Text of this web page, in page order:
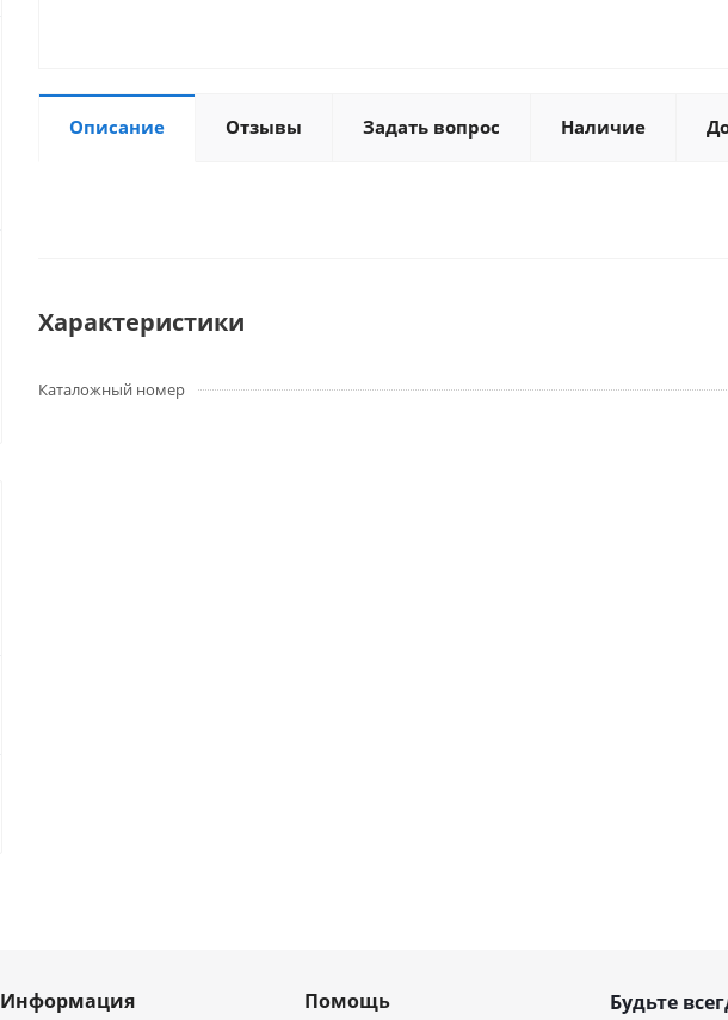
Описание Отзывы Задать вопрос Наличие
Характеристики
Каталожный номер
Информация Помощь Будьте